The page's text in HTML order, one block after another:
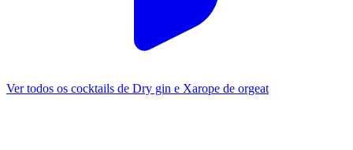
Ver todos os cocktails de Dry gin e Xarope de orgeat